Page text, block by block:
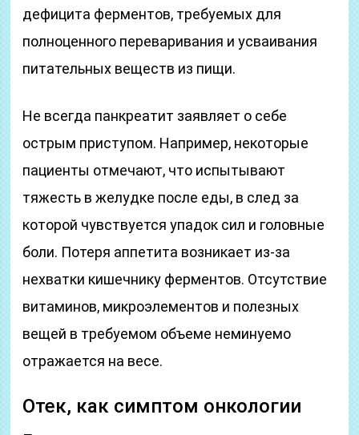
дефицита ферментов, требуемых для
полноценного переваривания и усваивания
питательных веществ из пищи.
Не всегда панкреатит заявляет о себе
острым приступом. Например, некоторые
пациенты отмечают, что испытывают
тяжесть в желудке после еды, в след за
которой чувствуется упадок сил и головные
боли. Потеря аппетита возникает из-за
нехватки кишечнику ферментов. Отсутствие
витаминов, микроэлементов и полезных
вещей в требуемом объеме неминуемо
отражается на весе.
Отек, как симптом онкологии